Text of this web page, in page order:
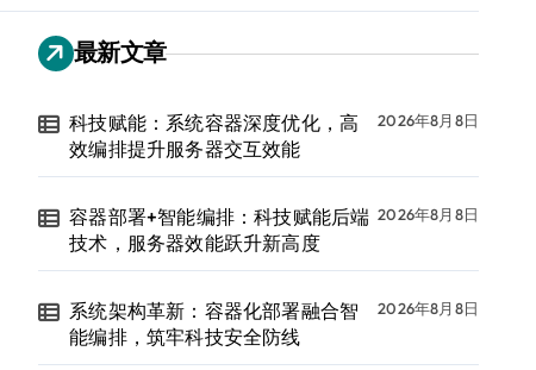
最新文章
科技赋能：系统容器深度优化，高
效编排提升服务器交互效能
2026年8月8日
容器部署+智能编排：科技赋能后端
技术，服务器效能跃升新高度
2026年8月8日
系统架构革新：容器化部署融合智
能编排，筑牢科技安全防线
2026年8月8日